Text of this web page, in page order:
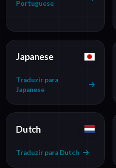
Portuguese
Japanese
Traduzir para
Japanese
Dutch
Traduzir para Dutch